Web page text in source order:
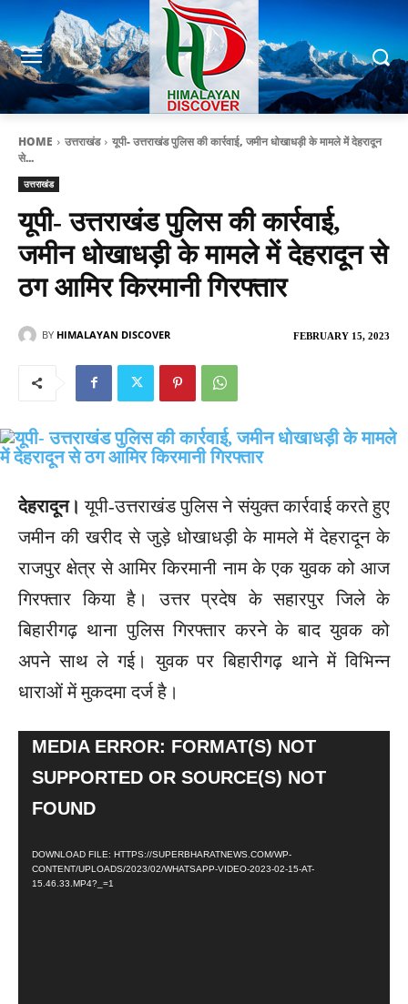
HOME उत्तराखंड
यूपी- उत्तराखंड पुलिस की कार्रवाई, जमीन धोखाधड़ी के मामले में देहरादून
से...
उत्तराखंड
यूपी- उत्तराखंड पुलिस की कार्रवाई,
जमीन धोखाधड़ी के मामले में देहरादून से
ठग आमिर किरमानी गिरफ्तार
FEBRUARY 15, 2023
BY HIMALAYAN DISCOVER
देहरादून। यूपी-उत्तराखंड पुलिस ने संयुक्त कार्रवाई करते हुए
जमीन की खरीद से जुड़े धोखाधड़ी के मामले में देहरादून के
राजपुर क्षेत्र से आमिर किरमानी नाम के एक युवक को आज
गिरफ्तार किया है। उत्तर प्रदेष के सहारपुर जिले के
बिहारीगढ़ थाना पुलिस गिरफ्तार करने के बाद युवक को
अपने साथ ले गई। युवक पर बिहारीगढ़ थाने में विभिन्न
धाराओं में मुकदमा दर्ज है।
MEDIA ERROR: FORMAT(S) NOT
SUPPORTED OR SOURCE(S) NOT
FOUND
DOWNLOAD FILE: HTTPS://SUPERBHARATNEWS.COM/WP-
CONTENT/UPLOADS/2023/02/WHATSAPP-VIDEO-2023-02-15-AT-
15.46.33.MP4?_=1